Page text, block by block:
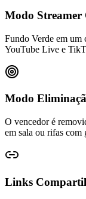
Modo Streamer
Fundo Verde em um
YouTube Live e
Modo
O vencedor é
em sala ou rifas com
Links